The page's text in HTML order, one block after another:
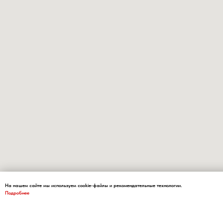
На нашем сайте мы используем cookie-файлы и рекомендательные технологии.
Подробнее